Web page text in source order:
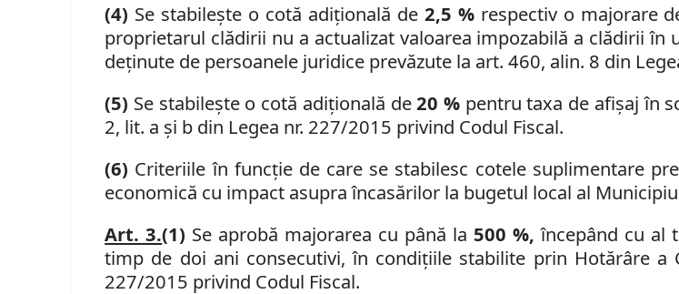
(4) Se stabileşte o cotă adiţională de 2,5 %respectiv o majorare
proprietarul clădirii nu a actualizat valoarea impozabilă a clădirii
deţinute de persoanele juridice prevăzute la art. 460, alin. 8 din
(5) Se stabileşte o cotă adiţională de20 % pentru taxa de afişaj în
2, lit. a şi b din Legea nr. 227/2015 privind Codul Fiscal.
(6) Criteriile în funcţie de care se stabilesc cotele suplimentare
economică cu impact asupra încasărilor la bugetul local al
Art. 3.(1) Se aprobă majorarea cu până la 500 %, începând cu al
timp de doi ani consecutivi, în condiţiile stabilite prin Hotărâre
227/2015 privind Codul Fiscal.